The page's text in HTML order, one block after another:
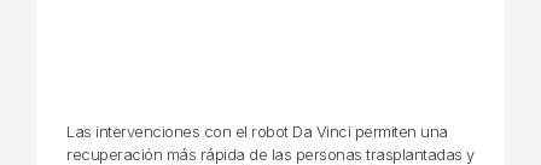
Las intervenciones con el robot Da Vinci permiten una
recuperación más rápida de las personas trasplantadas y